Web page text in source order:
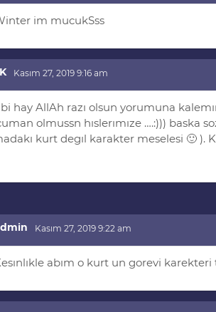
im mucukSss
Kasım 27, 2019 9:16 am
hay AllAh razı olsun yorumuna
olmussn hıslerımıze ….:))) baska
kurt degıl karakter meselesi 🙂 ).
Kasım 27, 2019 9:22 am
abım o kurt un gorevi